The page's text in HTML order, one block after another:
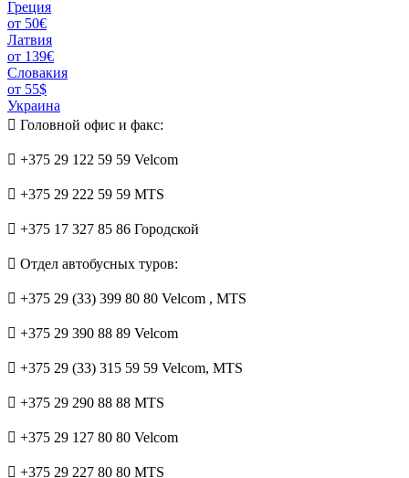
Греция
от 50€
Латвия
от 139€
Словакия
от 55$
Украина
Головной офис и факс:
+375 29 122 59 59 Velcom
+375 29 222 59 59 MTS
+375 17 327 85 86 Городской
Отдел автобусных туров:
+375 29 (33) 399 80 80 Velcom , MTS
+375 29 390 88 89 Velcom
+375 29 (33) 315 59 59 Velcom, MTS
+375 29 290 88 88 MTS
+375 29 127 80 80 Velcom
+375 29 227 80 80 MTS